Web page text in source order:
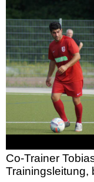
Co-Trainer
Trainingsleitung,